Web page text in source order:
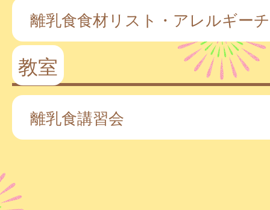
離乳食食材リスト・アレルギー
教室
離乳食講習会